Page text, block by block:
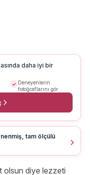
daha iyi bir
Deneyenlerin
fotoğraflarını gör
tam ölçülü
olsun diye lezzeti